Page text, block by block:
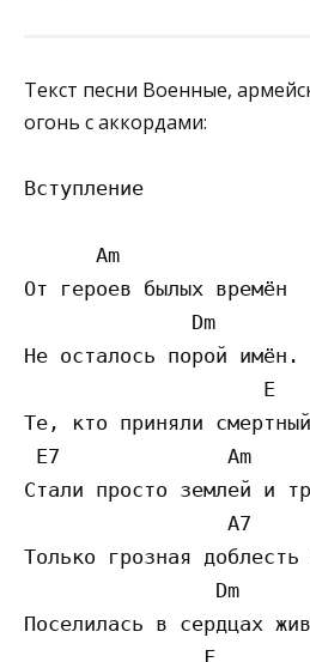
Текст песни Военные,
огонь с аккордами:
Вступление
      Am
От героев былых времён
              Dm
Не осталось порой имён.
                    E
Те, кто приняли
E7              Am
Стали просто землей и
                 A7
Только грозная доблесть
                Dm
Поселилась в сердцах